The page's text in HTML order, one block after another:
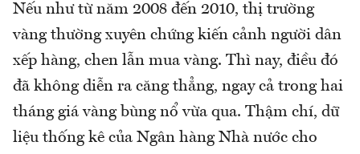
Nếu như từ năm 2008 đến 2010, thị trường
vàng thường xuyên chứng kiến cảnh người dân
xếp hàng, chen lẫn mua vàng. Thì nay, điều đó
đã không diễn ra căng thẳng, ngay cả trong hai
tháng giá vàng bùng nổ vừa qua. Thậm chí, dữ
liệu thống kê của Ngân hàng Nhà nước cho